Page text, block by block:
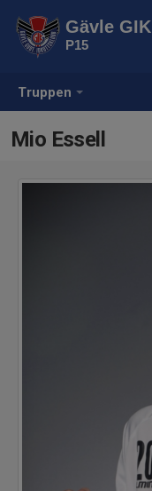
Truppen
Gävle GIK
P15
Mio Essell